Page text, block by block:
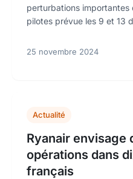
perturbations
pilotes prévue les 9 et 13
25 novembre 2024
Actualité
Ryanair envisage
opérations dans
français